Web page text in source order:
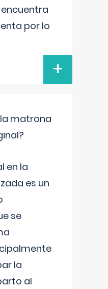
por lo
+
matrona
en la
es un
se
la
al